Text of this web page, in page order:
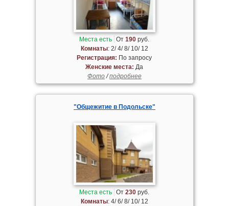
Места есть От190 руб.
Комнаты: 2/ 4/ 8/ 10/ 12
Регистрация: По запросу
Женские места: Да
Фото/подробнее
"Общежитие в Подольске"
Места есть От230 руб.
Комнаты: 4/ 6/ 8/ 10/ 12